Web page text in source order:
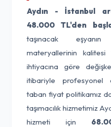
Aydın - İstanbul
48.000 TL'den
taşınacak
materyallerinin
ihtiyacına göre
itibariyle profesyonel
taban fiyat politikamız
taşımacılık hizmetimiz
hizmeti için